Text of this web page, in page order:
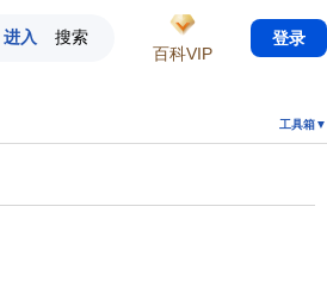
工具箱▼
百科VIP
登录